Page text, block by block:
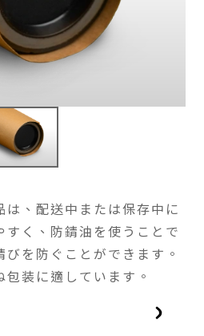
、配送中または保存中に
く、防錆油を使うことで
を防ぐことができます。
装に適しています。